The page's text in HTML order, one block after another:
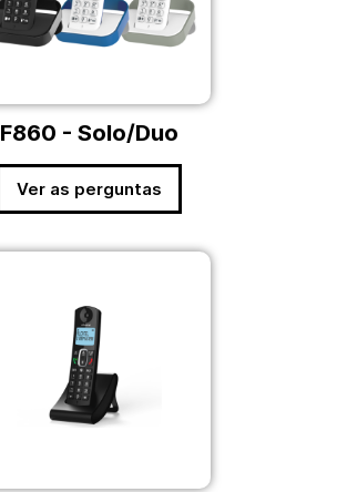
F860 - Solo/Duo
Ver as perguntas